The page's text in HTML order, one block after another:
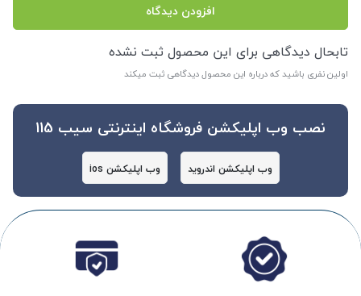
افزودن دیدگاه
تابحال دیدگاهی برای این محصول ثبت نشده
اولین نفری باشید که درباره این محصول دیدگاهی ثبت میکند
نصب وب اپلیکشن فروشگاه اینترنتی سیب 115
وب اپلیکشن اندروید وب اپلیکشن ios